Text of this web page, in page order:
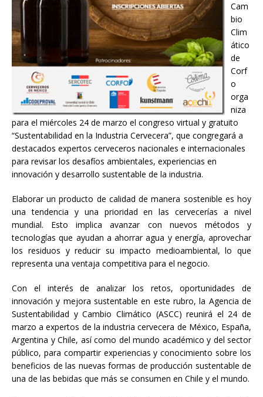
Cam
bio
Clim
ático
de
Corf
o
orga
niza
para el miércoles 24 de marzo el congreso virtual y gratuito
“Sustentabilidad en la Industria Cervecera”, que congregará a
destacados expertos cerveceros nacionales e internacionales
para revisar los desafíos ambientales, experiencias en
innovación y desarrollo sustentable de la industria.
Elaborar un producto de calidad de manera sostenible es hoy
una tendencia y una prioridad en las cervecerías a nivel
mundial. Esto implica avanzar con nuevos métodos y
tecnologías que ayudan a ahorrar agua y energía, aprovechar
los residuos y reducir su impacto medioambiental, lo que
representa una ventaja competitiva para el negocio.
Con el interés de analizar los retos, oportunidades de
innovación y mejora sustentable en este rubro, la Agencia de
Sustentabilidad y Cambio Climático (ASCC) reunirá el 24 de
marzo a expertos de la industria cervecera de México, España,
Argentina y Chile, así como del mundo académico y del sector
público, para compartir experiencias y conocimiento sobre los
beneficios de las nuevas formas de producción sustentable de
una de las bebidas que más se consumen en Chile y el mundo.